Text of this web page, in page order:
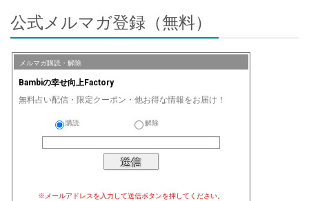
公式メルマガ登録（無料）
メルマガ購読・解除
Bambiの幸せ向上Factory
無料占い配信・限定クーポン・他お得な情報をお届け！
購読 解除
※メールアドレスを入力して送信ボタンを押してください。